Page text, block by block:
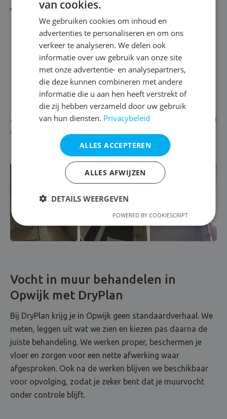
esthetische ingreep. In Opwijk merk je vooral dit verschil:
Minder geurhinder en een frissere ruimte
Lagere kans op schimmel in hoeken en achter
meubels
Muren kunnen rustig uitdrogen met de juiste
afwerking
terugkomt
Je maakt de ruimte opnieuw aangenaam om in te wonen
of te gebruiken.
Vocht in muur behandelen in
Opwijk met DryPlan
Bij DryPlan krijg je in Opwijk geen standaardverhaal. We
meten, leggen uit wat we zien en kiezen pas daarna de
juiste behandeling. We werken proper, beschermen je
vloer en zorgen voor een nette afwerking waar
afgesproken. Ook na de werken blijven we beschikbaar
voor opvolging, zodat je zeker bent dat je muurvocht
onder controle blijft.
van cookies.
We gebruiken cookies om inhoud en
advertenties te personaliseren en om ons
verkeer te analyseren. We delen ook
informatie over uw gebruik van onze site
met onze advertentie- en analysepartners,
die deze kunnen combineren met andere
informatie die u aan hen heeft verstrekt of
die zij hebben verzameld door uw gebruik
van hun diensten. Privacybeleid
ALLES ACCEPTEREN
ALLES AFWIJZEN
DETAILS WEERGEVEN
POWERED BY COOKIESCRIPT